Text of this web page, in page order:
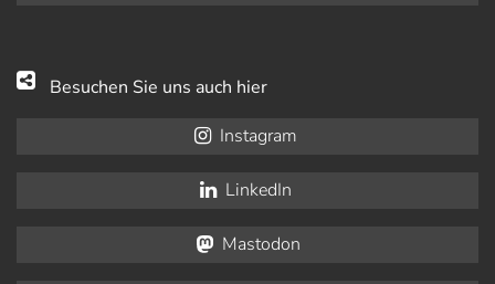
Besuchen Sie uns auch hier
Instagram
LinkedIn
Mastodon